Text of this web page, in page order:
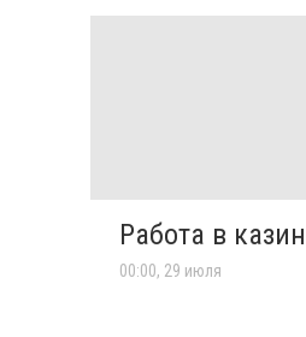
Работа в
00:00, 29 июля